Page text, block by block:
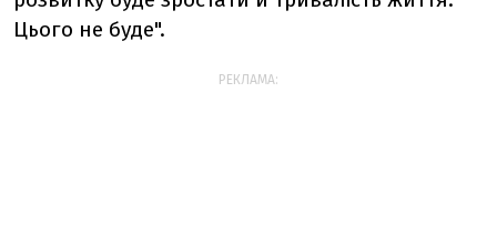
Цього не буде".
РЕКЛАМА: